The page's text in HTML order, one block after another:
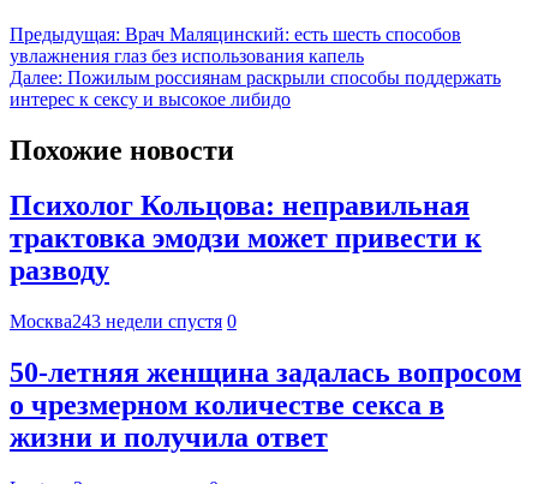
Предыдущая: Врач Маляцинский: есть шесть способов
увлажнения глаз без использования капель
Далее: Пожилым россиянам раскрыли способы поддержать
интерес к сексу и высокое либидо
Похожие новости
Психолог Кольцова: неправильная
трактовка эмодзи может привести к
разводу
Москва243 недели спустя 0
50-летняя женщина задалась вопросом
о чрезмерном количестве секса в
жизни и получила ответ